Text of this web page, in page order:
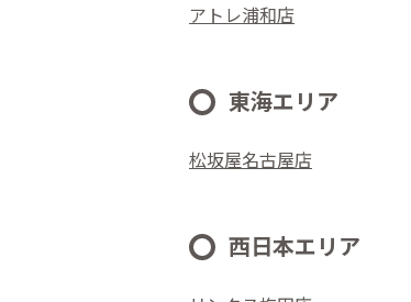
アトレ浦和店
東海エリア
松坂屋名古屋店
西日本エリア